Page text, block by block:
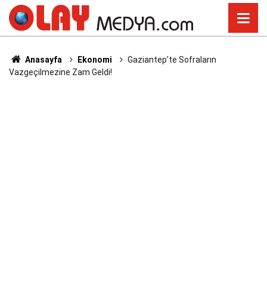
Anasayfa Ekonomi
Gaziantep’te Sofraların
Vazgeçilmezine Zam Geldi!